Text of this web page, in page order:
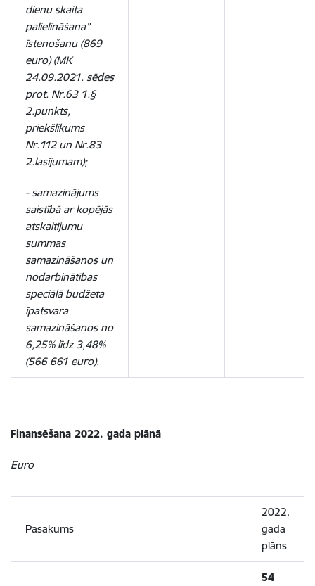
dienu skaita
palielināšana”
īstenošanu (869
euro) (MK
24.09.2021. sēdes
prot. Nr.63 1.§
2.punkts,
priekšlikums
Nr.112 un Nr.83
2.lasījumam);
- samazinājums
saistībā ar kopējās
atskaitījumu
summas
samazināšanos un
nodarbinātības
speciālā budžeta
īpatsvara
samazināšanos no
6,25% līdz 3,48%
(566 661 euro).
Finansēšana 2022. gada plānā
Euro
Pasākums
2022.
gada
plāns
54